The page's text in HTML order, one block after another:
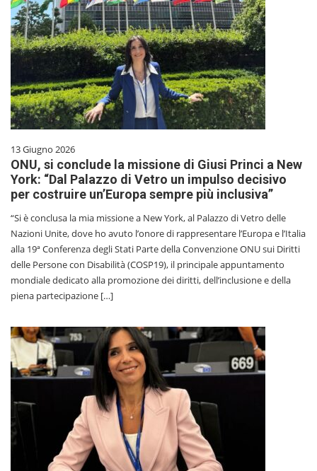
13 Giugno 2026
ONU, si conclude la missione di Giusi Princi a New
York: “Dal Palazzo di Vetro un impulso decisivo
per costruire un’Europa sempre più inclusiva”
“Si è conclusa la mia missione a New York, al Palazzo di Vetro delle
Nazioni Unite, dove ho avuto l’onore di rappresentare l’Europa e l’Italia
alla 19ª Conferenza degli Stati Parte della Convenzione ONU sui Diritti
delle Persone con Disabilità (COSP19), il principale appuntamento
mondiale dedicato alla promozione dei diritti, dell’inclusione e della
piena partecipazione […]